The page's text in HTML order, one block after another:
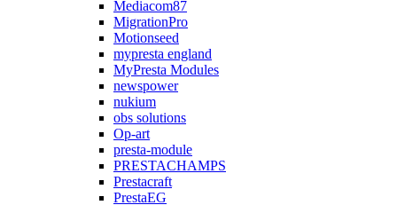
Mediacom87
MigrationPro
Motionseed
mypresta england
MyPresta Modules
newspower
nukium
obs solutions
Op-art
presta-module
PRESTACHAMPS
Prestacraft
PrestaEG